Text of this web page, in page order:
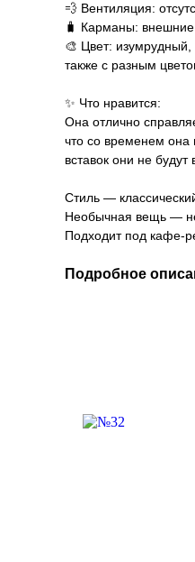
💨 Вентиляция:
🧳 Карманы:
🎨 Цвет:
также с разным
✨ Что нравится:
Она отлично
что со временем она
вставок они не
Стиль ―
Необычная вещь ―
Подходит под кафе-
Подробное